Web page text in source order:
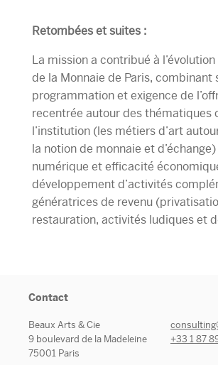
Retombées et suites :
La mission a contribué à
de la Monnaie de Paris, combinant
programmation et exigence de
recentrée autour des thématiques
l’institution (les métiers d’art
la notion de monnaie et
numérique et efficacité
développement d’activités
génératrices de revenu
restauration, activités ludiques et
Contact
Beaux Arts & Cie
9 boulevard de la Madeleine
75001 Paris
+33 1 87